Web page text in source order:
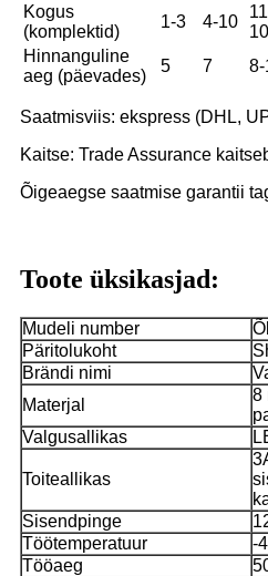
Kogus
(komplektid)
1-3 4-10
Hinnanguline
aeg (päevades)
5 7 8-
Saatmisviis: ekspress (DHL,
Kaitse: Trade Assurance
Õigeaegse saatmise garantii
Toote üksikasjad:
Mudeli number
Päritolukoht
Brändi nimi
Materjal
8
Valgusallikas
Toiteallikas
Sisendpinge
Töötemperatuur
-
Tööaeg